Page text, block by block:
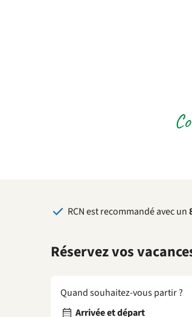
RCN est recommandé avec un
Réservez vos
Quand souhaitez-vous partir ?
Arrivée et départ